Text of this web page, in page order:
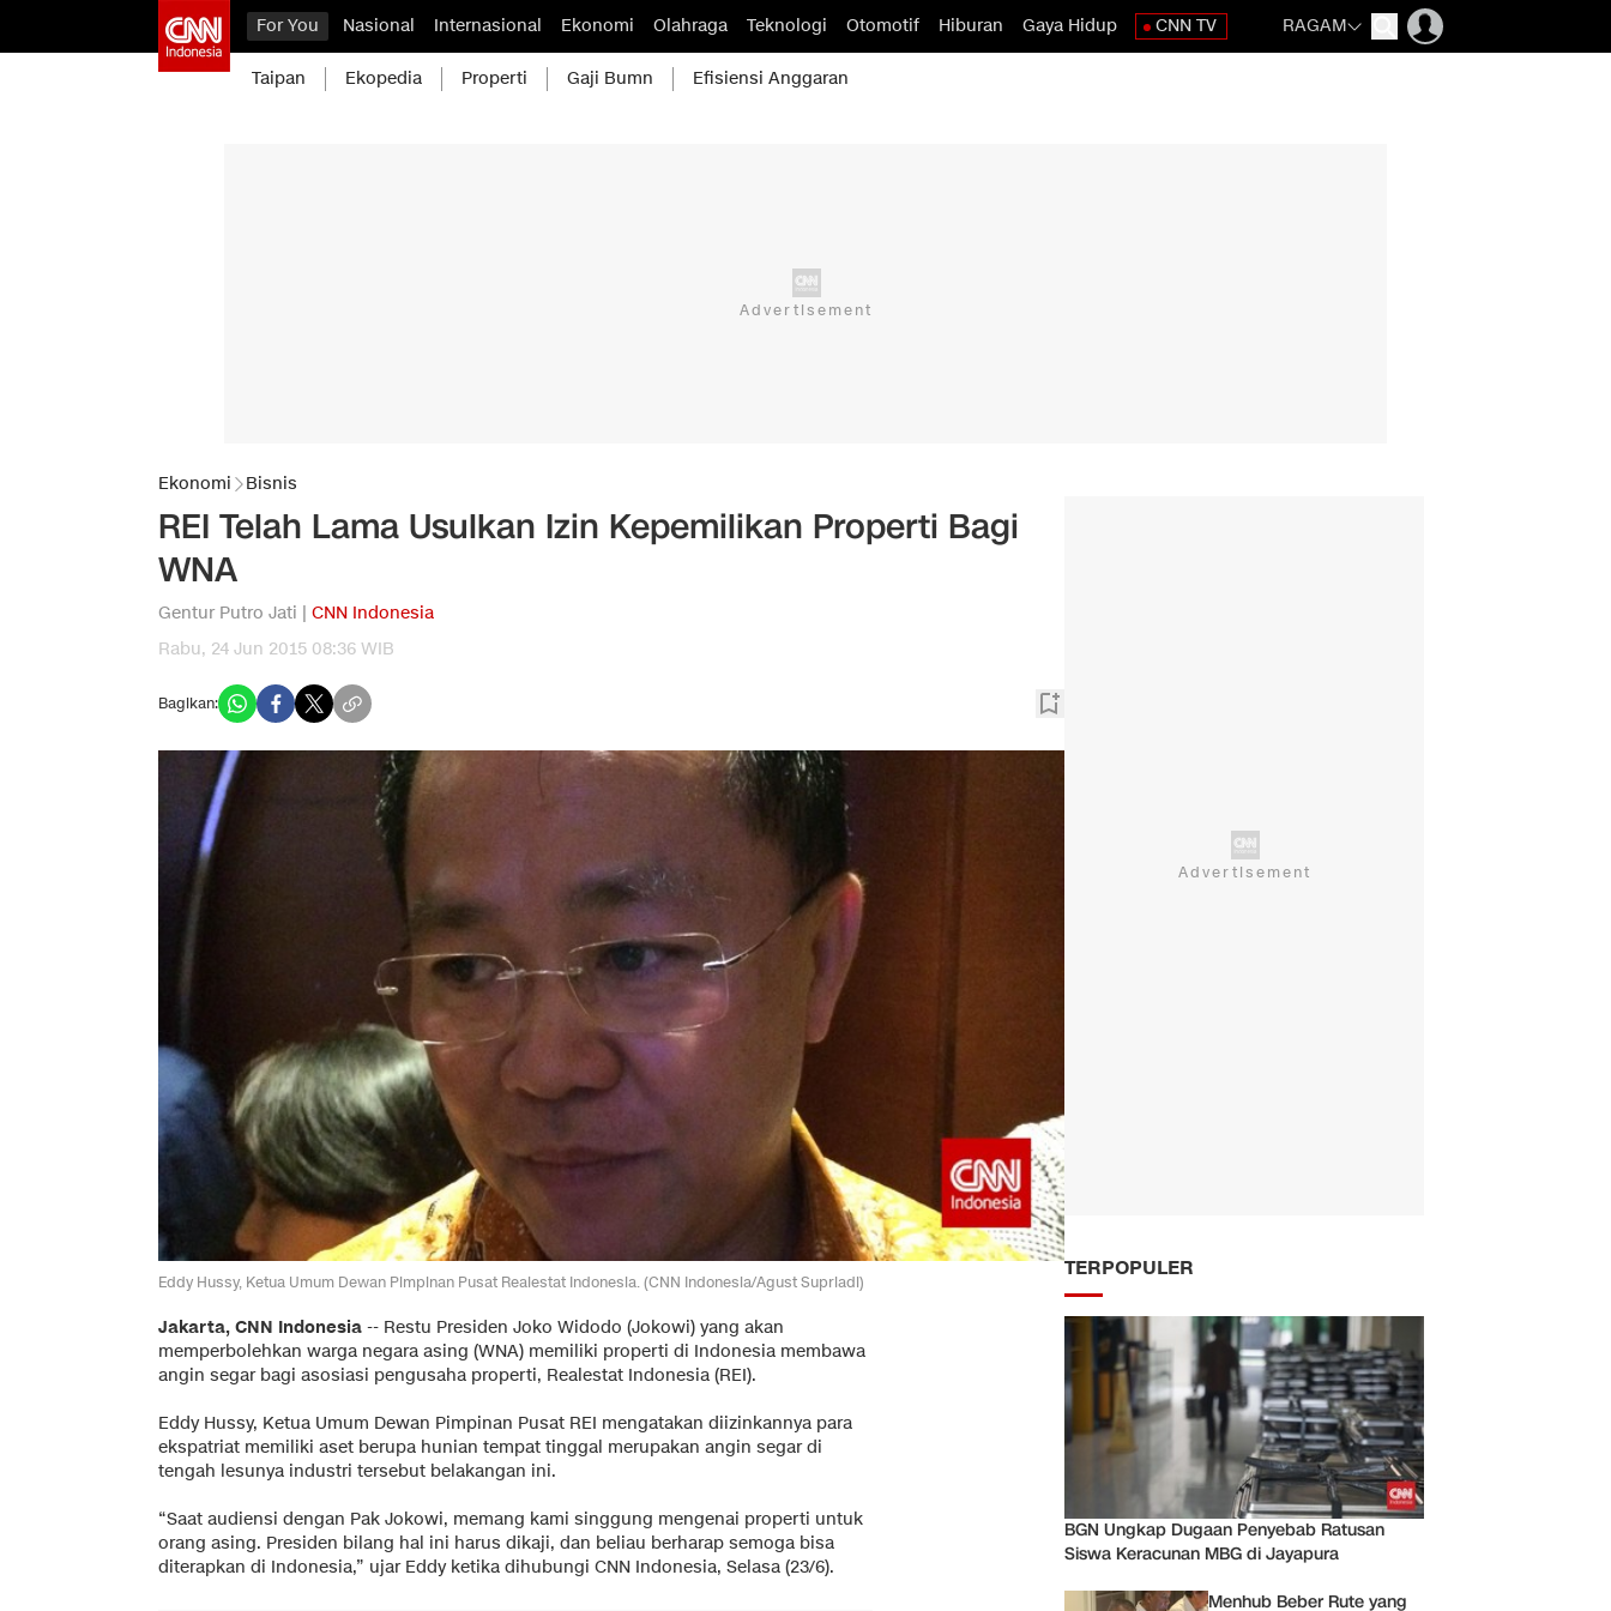
For You Nasional Internasional Ekonomi Olahraga Teknologi Otomotif Hiburan Gaya Hidup CNN TV RAGAM
Taipan Ekopedia Properti Gaji Bumn Efisiensi Anggaran
Ekonomi Bisnis
REI Telah Lama Usulkan Izin Kepemilikan Properti Bagi
WNA
Gentur Putro Jati | CNN Indonesia
Rabu, 24 Jun 2015 08:36 WIB
Bagikan:
Eddy Hussy, Ketua Umum Dewan Pimpinan Pusat Realestat Indonesia. (CNN Indonesia/Agust Supriadi)
Jakarta, CNN Indonesia -- Restu Presiden Joko Widodo (Jokowi) yang akan
memperbolehkan warga negara asing (WNA) memiliki properti di Indonesia membawa
angin segar bagi asosiasi pengusaha properti, Realestat Indonesia (REI).
Eddy Hussy, Ketua Umum Dewan Pimpinan Pusat REI mengatakan diizinkannya para
ekspatriat memiliki aset berupa hunian tempat tinggal merupakan angin segar di
tengah lesunya industri tersebut belakangan ini.
“Saat audiensi dengan Pak Jokowi, memang kami singgung mengenai properti untuk
orang asing. Presiden bilang hal ini harus dikaji, dan beliau berharap semoga bisa
diterapkan di Indonesia,” ujar Eddy ketika dihubungi CNN Indonesia, Selasa (23/6).
TERPOPULER
BGN Ungkap Dugaan Penyebab Ratusan
Siswa Keracunan MBG di Jayapura
Menhub Beber Rute yang